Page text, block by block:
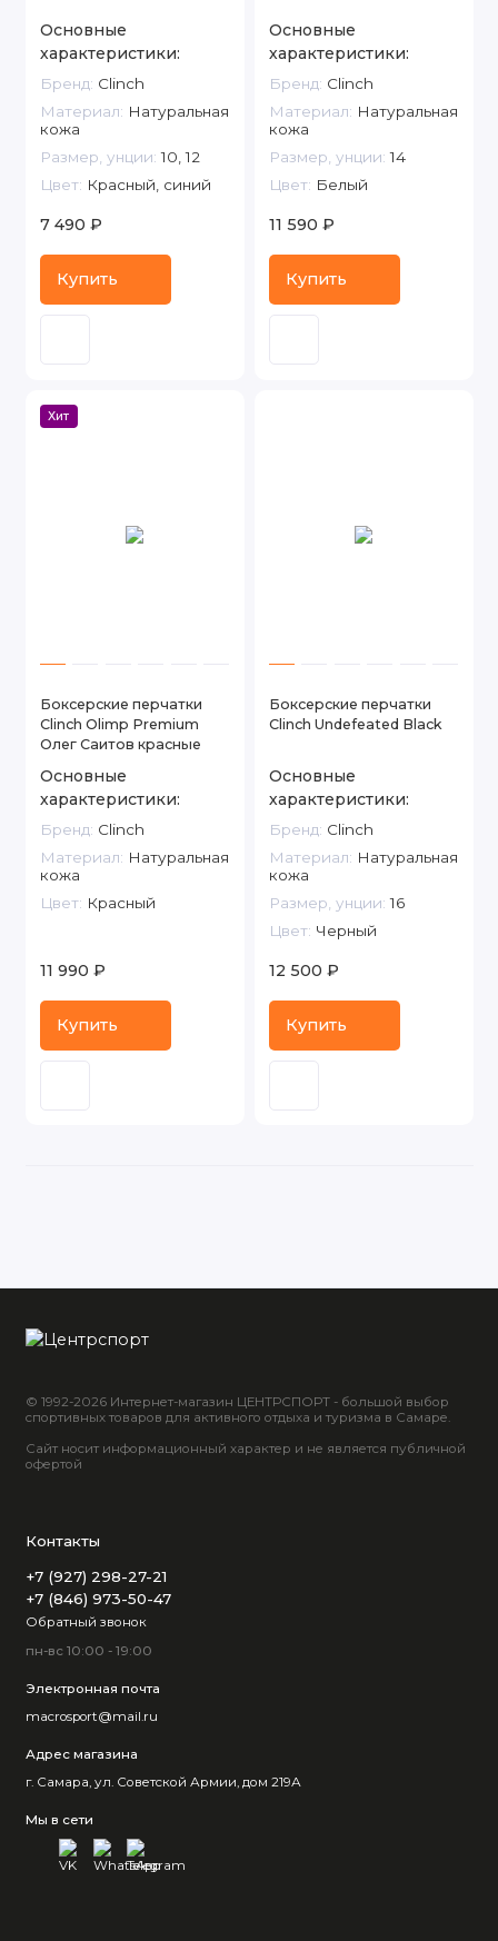
Основные
характеристики:
Бренд: Clinch
Материал: Натуральная
кожа
Размер, унции: 10, 12
Цвет: Красный, синий
7 490 ₽
Купить
Основные
характеристики:
Бренд: Clinch
Материал: Натуральная
кожа
Размер, унции: 14
Цвет: Белый
11 590 ₽
Купить
Хит
Боксерские перчатки
Clinch Olimp Premium
Олег Саитов красные
Основные
характеристики:
Бренд: Clinch
Материал: Натуральная
кожа
Цвет: Красный
11 990 ₽
Купить
Боксерские перчатки
Clinch Undefeated Black
Основные
характеристики:
Бренд: Clinch
Материал: Натуральная
кожа
Размер, унции: 16
Цвет: Черный
12 500 ₽
Купить
© 1992-2026 Интернет-магазин ЦЕНТРСПОРТ - большой выбор
спортивных товаров для активного отдыха и туризма в Самаре.
Сайт носит информационный характер и не является публичной
офертой
Контакты
+7 (927) 298-27-21
+7 (846) 973-50-47
Обратный звонок
пн-вс 10:00 - 19:00
Электронная почта
macrosport@mail.ru
Адрес магазина
г. Самара, ул. Советской Армии, дом 219А
Мы в сети